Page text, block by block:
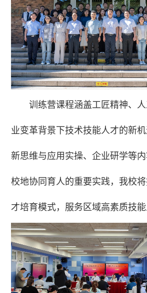
训练营课程涵盖工匠精神、
业变革背景下技术技能人才的新
新思维与应用实操、企业研学等
校地协同育人的重要实践，我校
才培育模式，服务区域高素质技能